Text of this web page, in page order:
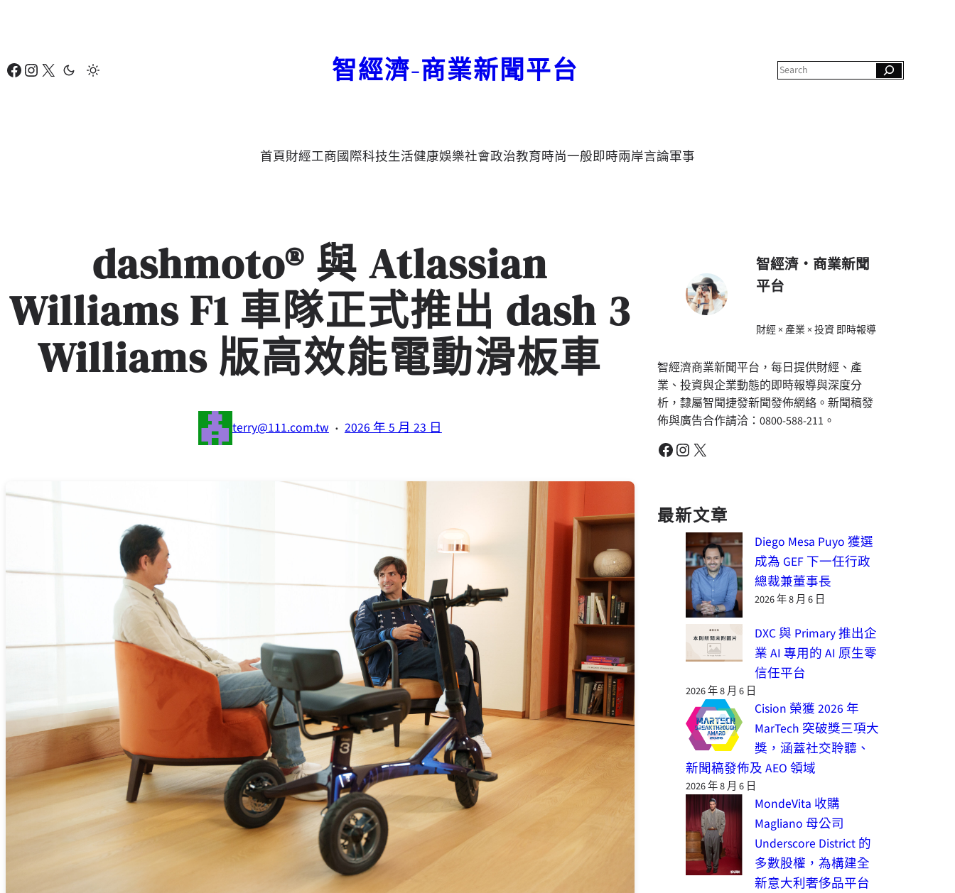
要
Facebook Instagram X 智經濟-商業新聞平台
c
首頁財經工商國際科技生活健康娛樂社會政治教育時尚一般即時兩岸言論軍事
dashmoto® 與 Atlassian
Williams F1 車隊正式推出 dash 3
Williams 版高效能電動滑板車
terry@111.com.tw · 2026 年 5 月 23 日
智經濟・商業新聞
平台
財經 × 產業 × 投資 即時報導
智經濟商業新聞平台，每日提供財經、產
業、投資與企業動態的即時報導與深度分
析，隸屬智聞捷發新聞發佈網絡。新聞稿發
佈與廣告合作請洽：0800-588-211。
Facebook Instagram X
最新文章
Diego Mesa Puyo 獲選
成為 GEF 下一任行政
總裁兼董事長
2026 年 8 月 6 日
DXC 與 Primary 推出企
業 AI 專用的 AI 原生零
信任平台
2026 年 8 月 6 日
Cision 榮獲 2026 年
MarTech 突破獎三項大
獎，涵蓋社交聆聽、
新聞稿發佈及 AEO 領域
2026 年 8 月 6 日
MondeVita 收購
Magliano 母公司
Underscore District 的
多數股權，為構建全
新意大利奢侈品平台